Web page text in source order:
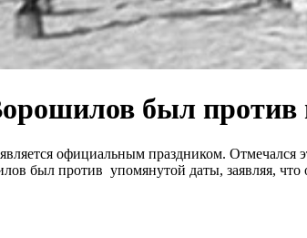
был против
официальным праздником.
был против упомянутой даты, заявляя, что